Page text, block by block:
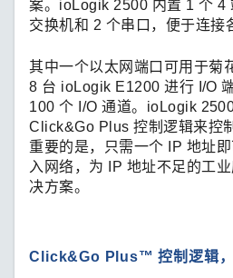
案。ioLogik 2500 内置 1 个 4
交换机和 2 个串口，便于连接
其中一个以太网端口可用于菊
8 台 ioLogik E1200 进行 I/O
100 个 I/O 通道。ioLogik
Click&Go Plus 控制逻辑来控
重要的是，只需一个 IP 地址
入网络，为 IP 地址不足的工
决方案。
Click&Go Plus™ 控制逻辑